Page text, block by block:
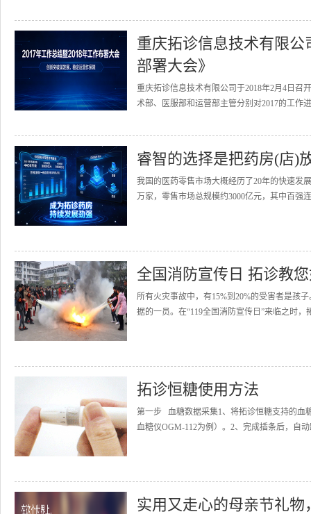
重庆拓诊信息技术有限公
部署大会》
重庆拓诊信息技术有限公司于2018年2月4日召
术部、医服部和运营部主管分别对2017的工作
睿智的选择是把药房(店)
我国的医药零售市场大概经历了20年的快速发
万家，零售市场总规模约3000亿元，其中百强
全国消防宣传日 拓诊教
所有火灾事故中，有15%到20%的受害者是孩
据的一员。在“119全国消防宣传日”来临之时
拓诊恒糖使用方法
第一步 血糖数据采集1、将拓诊恒糖支持的血
血糖仪OGM-112为例）。2、完成插条后，自
实用又走心的母亲节礼